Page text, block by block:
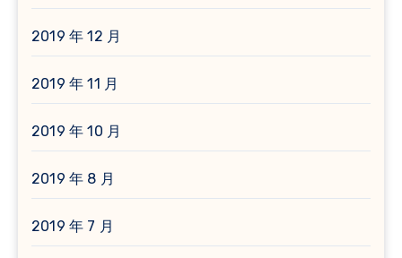
2019 年 12 月
2019 年 11 月
2019 年 10 月
2019 年 8 月
2019 年 7 月